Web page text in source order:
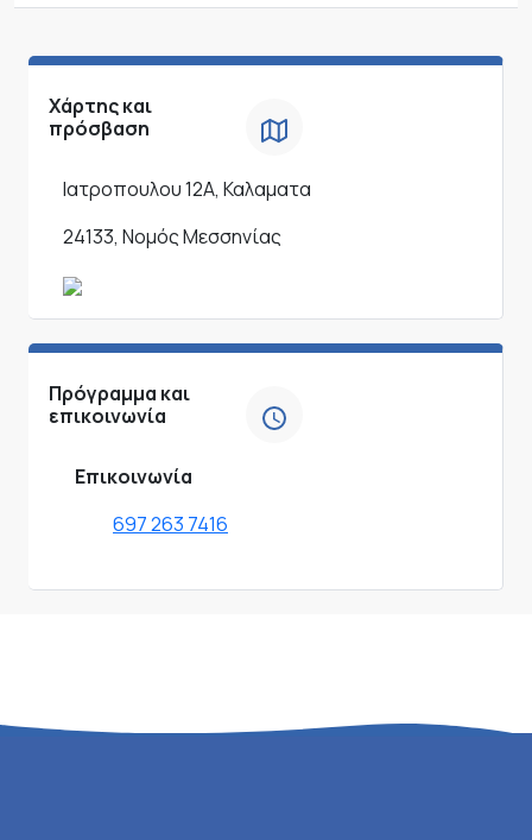
Χάρτης και
πρόσβαση
Ιατροπουλου 12Α, Καλαματα
24133, Νομός Μεσσηνίας
Πρόγραμμα και
επικοινωνία
Επικοινωνία
697 263 7416